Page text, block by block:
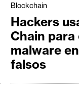
Blockchain
Hackers
Chain
malware
falsos